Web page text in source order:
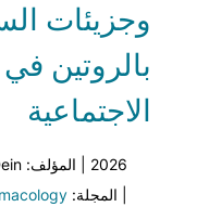
وجزيئات
بالروتين
الاجتماعية
| المجلة: